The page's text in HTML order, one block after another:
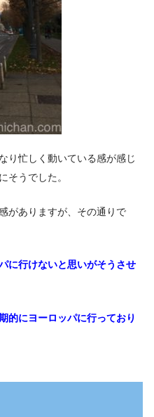
り忙しく動いている感が感じ
そうでした。
がありますが、その通りで
に行けないと思いがそうさせ
的にヨーロッパに行っており